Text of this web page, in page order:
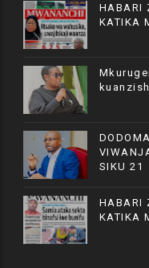
HABARI
KATIKA
SIKU 21
HABARI
KATIKA